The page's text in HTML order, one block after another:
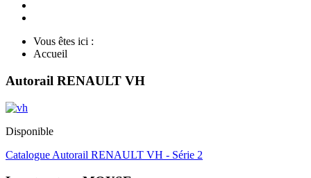
Vous êtes ici :
Accueil
Autorail RENAULT VH
Disponible
Catalogue Autorail RENAULT VH - Série 2